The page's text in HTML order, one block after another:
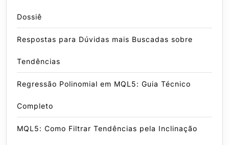
Dossiê
Respostas para Dúvidas mais Buscadas sobre
Tendências
Regressão Polinomial em MQL5: Guia Técnico
Completo
MQL5: Como Filtrar Tendências pela Inclinação